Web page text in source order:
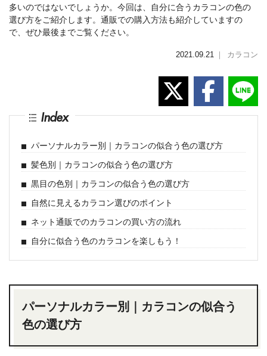
多いのではないでしょうか。今回は、自分に合うカラコンの色の
選び方をご紹介します。通販での購入方法も紹介していますの
で、ぜひ最後までご覧ください。
2021.09.21 ｜ カラコン
Index
パーソナルカラー別｜カラコンの似合う色の選び方
髪色別｜カラコンの似合う色の選び方
黒目の色別｜カラコンの似合う色の選び方
自然に見えるカラコン選びのポイント
ネット通販でのカラコンの買い方の流れ
自分に似合う色のカラコンを楽しもう！
パーソナルカラー別｜カラコンの似合う
色の選び方